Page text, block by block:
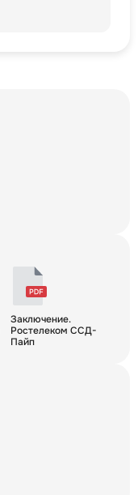
Заключение.
Ростелеком ССД-
Пайп